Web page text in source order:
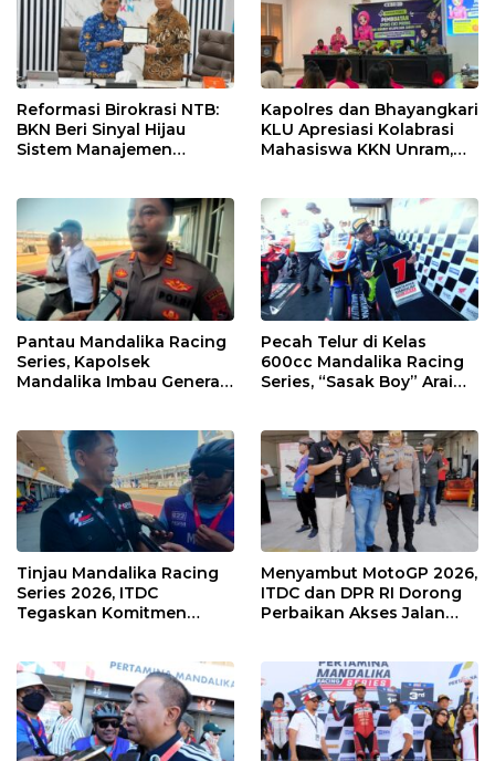
Reformasi Birokrasi NTB:
BKN Beri Sinyal Hijau
Sistem Manajemen
Kapolres dan Bhayangkari
KLU Apresiasi Kolabrasi
Mahasiswa KKN Unram,
Pantau Mandalika Racing
Series, Kapolsek
Mandalika Imbau Generasi
Pecah Telur di Kelas
600cc Mandalika Racing
Series, “Sasak Boy” Arai
Tinjau Mandalika Racing
Series 2026, ITDC
Tegaskan Komitmen
Kawasan
Menyambut MotoGP 2026,
ITDC dan DPR RI Dorong
Perbaikan Akses Jalan